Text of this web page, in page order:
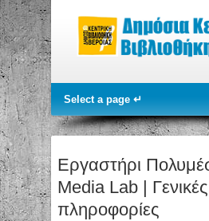
Εργαστήρι
Media Lab | Γενικές
πληροφορίες